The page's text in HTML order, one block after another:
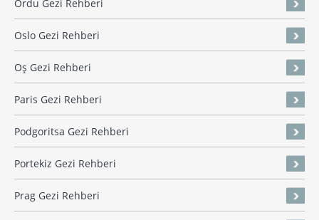
Ordu Gezi Rehberi
Oslo Gezi Rehberi
Oş Gezi Rehberi
Paris Gezi Rehberi
Podgoritsa Gezi Rehberi
Portekiz Gezi Rehberi
Prag Gezi Rehberi